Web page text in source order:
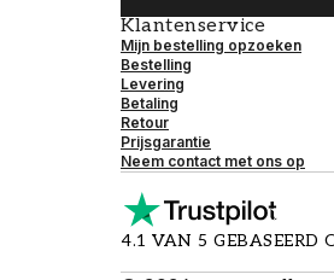
Klantenservice
Mijn bestelling opzoeken
Bestelling
Levering
Betaling
Retour
Prijsgarantie
Neem contact met ons op
4.1 VAN 5 GEBASEERD